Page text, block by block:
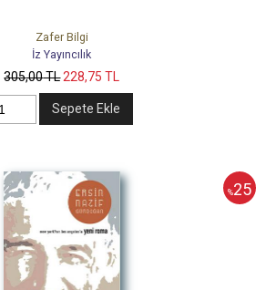
Zafer Bilgi
İz Yayıncılık
305,00TL228,75 TL
Sepete Ekle
%25